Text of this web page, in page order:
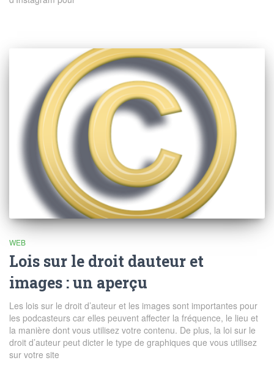
WEB
Lois sur le droit dauteur et
images : un aperçu
Les lois sur le droit d’auteur et les images sont importantes pour
les podcasteurs car elles peuvent affecter la fréquence, le lieu et
la manière dont vous utilisez votre contenu. De plus, la loi sur le
droit d’auteur peut dicter le type de graphiques que vous utilisez
sur votre site